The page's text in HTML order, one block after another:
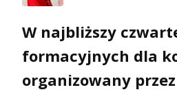
W najbliższy
formacyjnych dla
organizowany